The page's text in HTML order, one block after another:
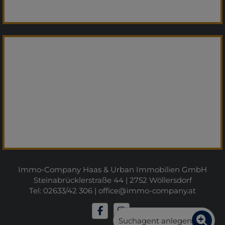
Immo-Company Haas & Urban Immobilien GmbH
Steinabrücklerstraße 44 | 2752 Wöllersdorf
Tel: 02633/42 306 | office@immo-company.at
Suchagent anlegen